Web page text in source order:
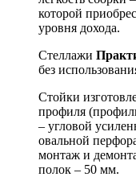
которой
уровня дохода.
Стеллажи
без
Стойки
профиля
– угловой
овальной
монтаж и
полок – 50 мм.